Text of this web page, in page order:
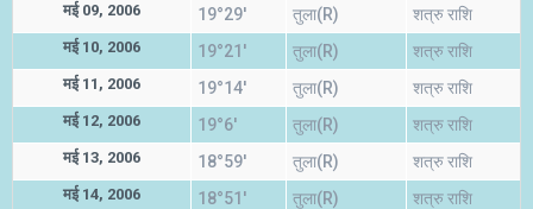
मई 09, 2006 19°29' तुला(R) शत्रु राशि
मई 10, 2006 19°21' तुला(R) शत्रु राशि
मई 11, 2006 19°14' तुला(R) शत्रु राशि
मई 12, 2006 19°6' तुला(R) शत्रु राशि
मई 13, 2006 18°59' तुला(R) शत्रु राशि
मई 14, 2006 18°51' तुला(R) शत्रु राशि